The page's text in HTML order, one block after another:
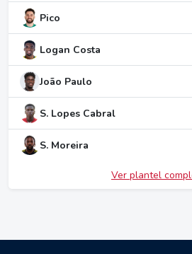
Pico
Logan Costa
João Paulo
S. Lopes Cabral
S. Moreira
Ver plantel